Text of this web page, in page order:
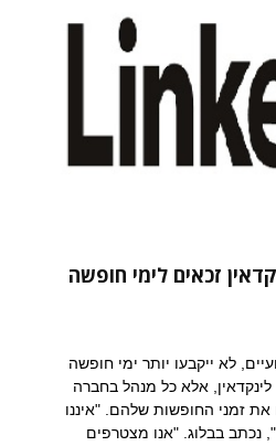
זכאים לימי חופשה
לא ייקבעו יותר ימי חופשה
לינקדאין, אלא כל מנהל בחברה
זמני החופשות שלהם. "איננו
נכתב בבלוג. "אנו מצטרפים